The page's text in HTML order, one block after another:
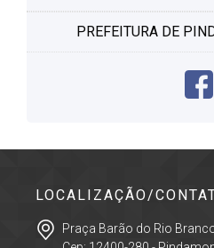
PREFEITURA DE
LOCALIZAÇÃO/
Praça Barão do Rio